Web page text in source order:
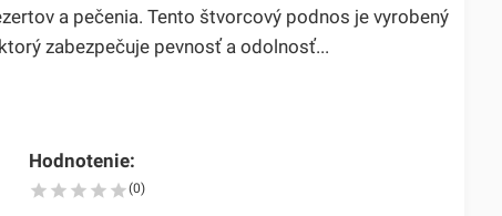
a pečenia. Tento štvorcový podnos je vyrobený
zabezpečuje pevnosť a odolnosť...
Hodnotenie:
(0)